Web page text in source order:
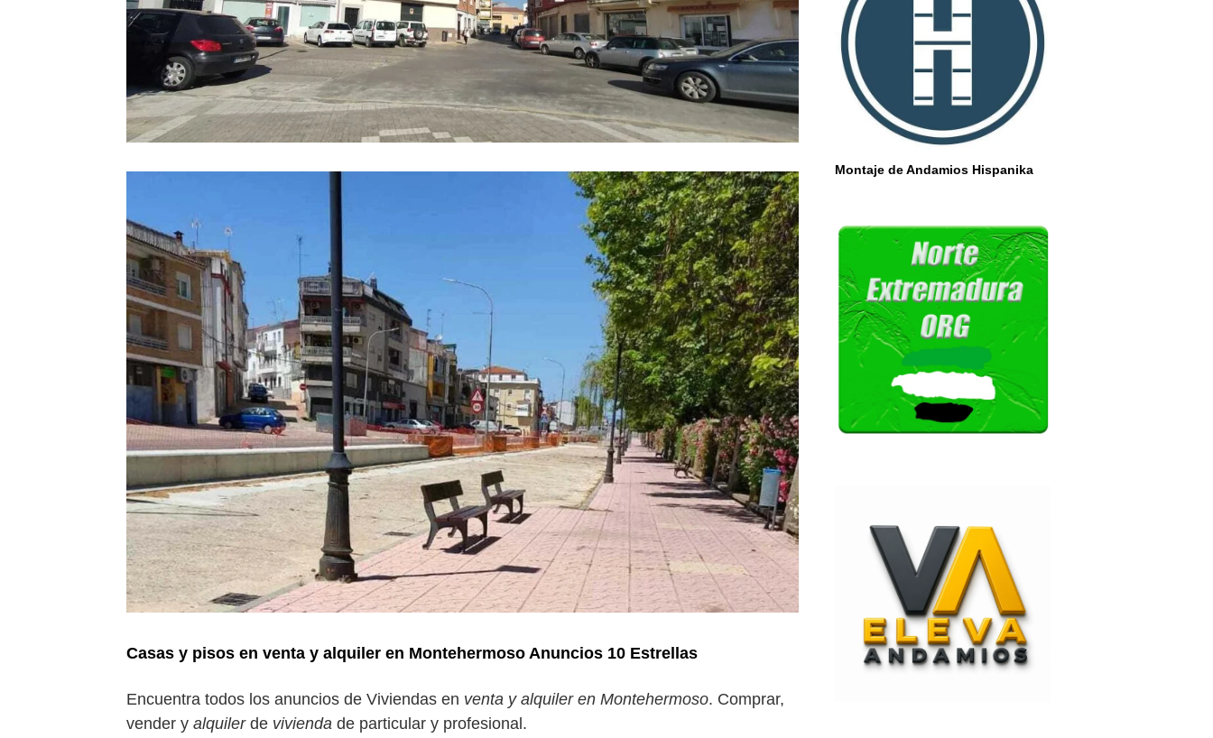
Casas y pisos en venta y alquiler en Montehermoso Anuncios 10 Estrellas
Encuentra todos los anuncios de Viviendas en venta y alquiler en Montehermoso. Comprar,
vender y alquilerde vivienda de particular y profesional.
Montaje de Andamios Hispanika